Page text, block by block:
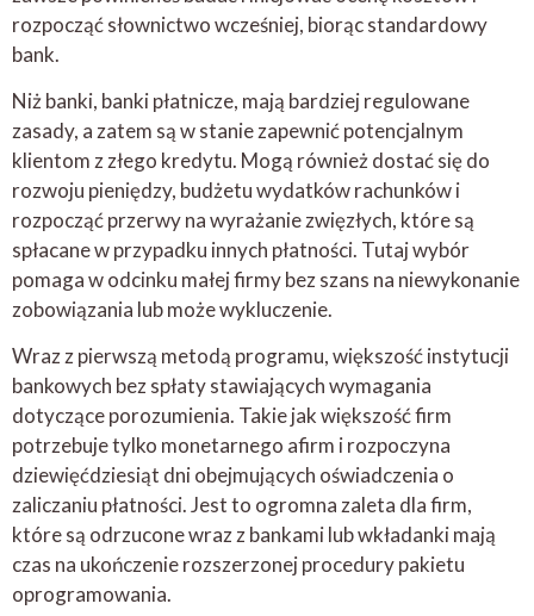
rozpocząć słownictwo wcześniej, biorąc standardowy
bank.
Niż banki, banki płatnicze, mają bardziej regulowane
zasady, a zatem są w stanie zapewnić potencjalnym
klientom z złego kredytu. Mogą również dostać się do
rozwoju pieniędzy, budżetu wydatków rachunków i
rozpocząć przerwy na wyrażanie zwięzłych, które są
spłacane w przypadku innych płatności. Tutaj wybór
pomaga w odcinku małej firmy bez szans na niewykonanie
zobowiązania lub może wykluczenie.
Wraz z pierwszą metodą programu, większość instytucji
bankowych bez spłaty stawiających wymagania
dotyczące porozumienia. Takie jak większość firm
potrzebuje tylko monetarnego afirm i rozpoczyna
dziewięćdziesiąt dni obejmujących oświadczenia o
zaliczaniu płatności. Jest to ogromna zaleta dla firm,
które są odrzucone wraz z bankami lub wkładanki mają
czas na ukończenie rozszerzonej procedury pakietu
oprogramowania.